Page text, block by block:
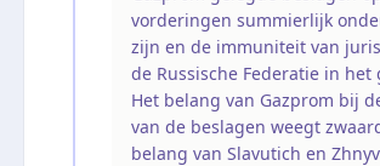
vorderingen summierlijk
zijn en de immuniteit van
de Russische Federatie in het
Het belang van Gazprom bij
van de beslagen weegt
belang van Slavutich en